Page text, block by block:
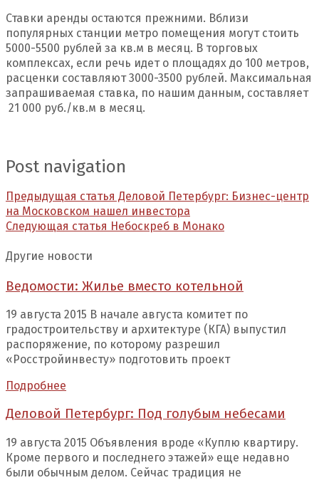
Ставки аренды остаются прежними. Вблизи
популярных станции метро помещения могут стоить
5000-5500 рублей за кв.м в месяц. В торговых
комплексах, если речь идет о площадях до 100 метров,
расценки составляют 3000-3500 рублей. Максимальная
запрашиваемая ставка, по нашим данным, составляет
21 000 руб./кв.м в месяц.
Post navigation
Предыдущая статья Деловой Петербург: Бизнес-центр
на Московском нашел инвестора
Следующая статья Небоскреб в Монако
Другие новости
Ведомости: Жилье вместо котельной
19 августа 2015 В начале августа комитет по
градостроительству и архитектуре (КГА) выпустил
распоряжение, по которому разрешил
«Росстройинвесту» подготовить проект
Подробнее
Деловой Петербург: Под голубым небесами
19 августа 2015 Объявления вроде «Куплю квартиру.
Кроме первого и последнего этажей» еще недавно
были обычным делом. Сейчас традиция не